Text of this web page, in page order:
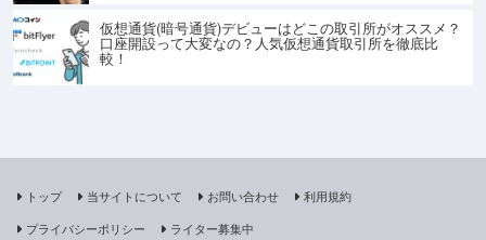
仮想通貨(暗号通貨)デビューはどこの取引所がオススメ？
口座開設って大変なの？人気仮想通貨取引所を徹底比
較！
トップ 当サイトについて お問い合わせ
利用規約
プライバシーポリシー
ライター募集中